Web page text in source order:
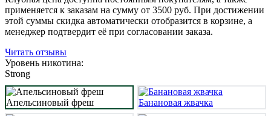
применяется к заказам на сумму от 3500 руб. При достижении
этой суммы скидка автоматически отобразится в корзине, а
менеджер подтвердит её при согласовании заказа.
Читать отзывы
Уровень никотина:
Strong
Апельсиновый фреш Банановая жвачка